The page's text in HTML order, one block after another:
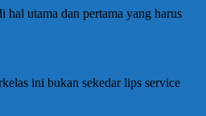
utama dan pertama yang harus
ini bukan sekedar lips service